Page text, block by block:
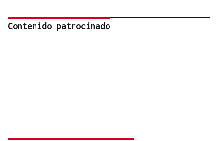
Contenido patrocinado